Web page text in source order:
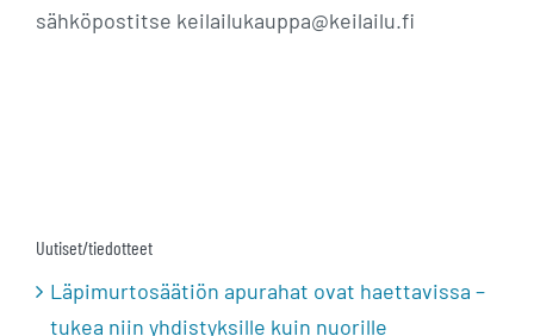
sähköpostitse keilailukauppa@keilailu.fi
Uutiset/tiedotteet
Läpimurtosäätiön apurahat ovat haettavissa –
tukea niin yhdistyksille kuin nuorille